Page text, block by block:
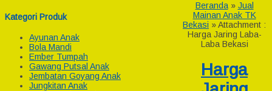
Kategori Produk
Ayunan Anak
Bola Mandi
Ember Tumpah
Gawang Putsal Anak
Jembatan Goyang Anak
Jungkitan Anak
Beranda» Jual
Mainan Anak TK
Bekasi » Attachment :
Harga Jaring Laba-
Laba Bekasi
Harga